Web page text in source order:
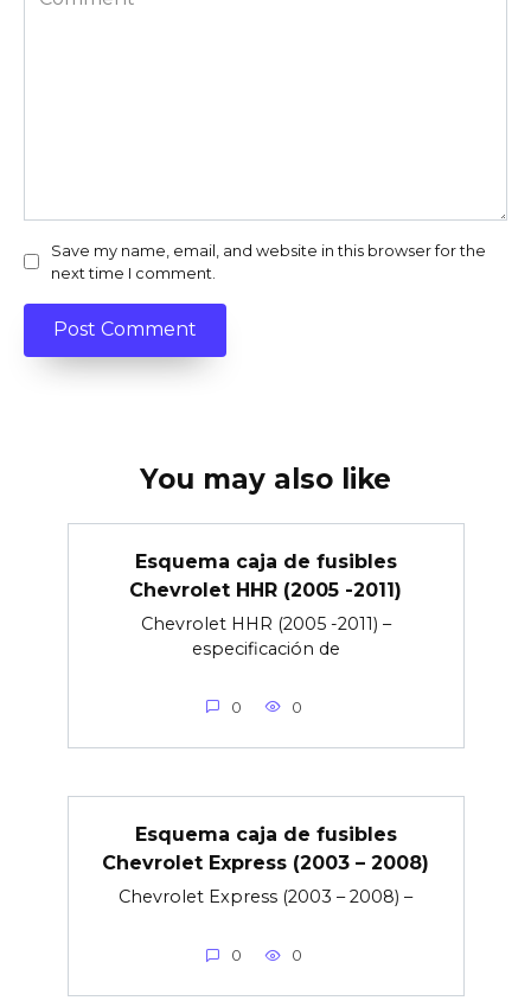
Save my name, email, and website in this browser for the
next time I comment.
You may also like
Esquema caja de fusibles
Chevrolet HHR (2005 -2011)
Chevrolet HHR (2005 -2011) –
especificación de
0 0
Esquema caja de fusibles
Chevrolet Express (2003 – 2008)
Chevrolet Express (2003 – 2008) –
0 0